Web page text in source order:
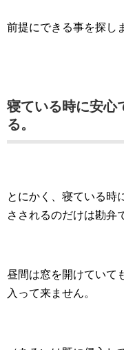
前提にできる事を探し
寝ている時に安心
る。
とにかく、寝ている時
さされるのだけは勘弁
昼間は窓を開けていて
入って来ません。